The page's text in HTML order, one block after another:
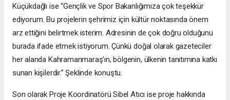
Küçükdağlı ise “Gençlik ve Spor Bakanlığımıza çok teşekkür
ediyorum. Bu projelerin şehrimiz için kültür noktasında önem
arz ettiğini belirtmek isterim. Adresinin de çok doğru olduğunu
burada ifade etmek istiyorum. Çünkü doğal olarak gazeteciler
her alanda Kahramanmaraş’ın, bölgenin, ülkenin tanıtımına katkı
sunan kişilerdir.” Şeklinde konuştu.
Son olarak Proje Koordinatörü Sibel Atıcı ise proje hakkında